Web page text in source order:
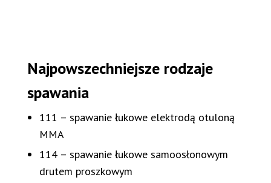
Najpowszechniejsze rodzaje
spawania
111 – spawanie łukowe elektrodą otuloną
MMA
114 – spawanie łukowe samoosłonowym
drutem proszkowym